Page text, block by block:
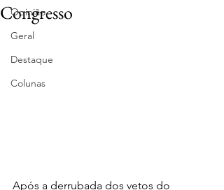
Opinião
Geral
Destaque
Colunas
Congresso
Após a derrubada dos vetos do